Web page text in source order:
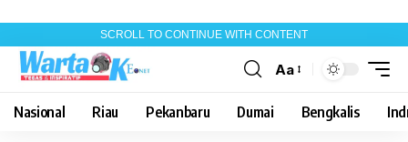
SCROLL TO CONTINUE WITH CONTENT
Font
Aa
Nasional Riau Pekanbaru Dumai Bengkalis